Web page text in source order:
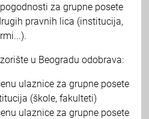
za grupne posete
pravnih lica (institucija,
u Beogradu odobrava:
ulaznice za grupne posete
(škole, fakulteti)
ulaznice za grupne posete